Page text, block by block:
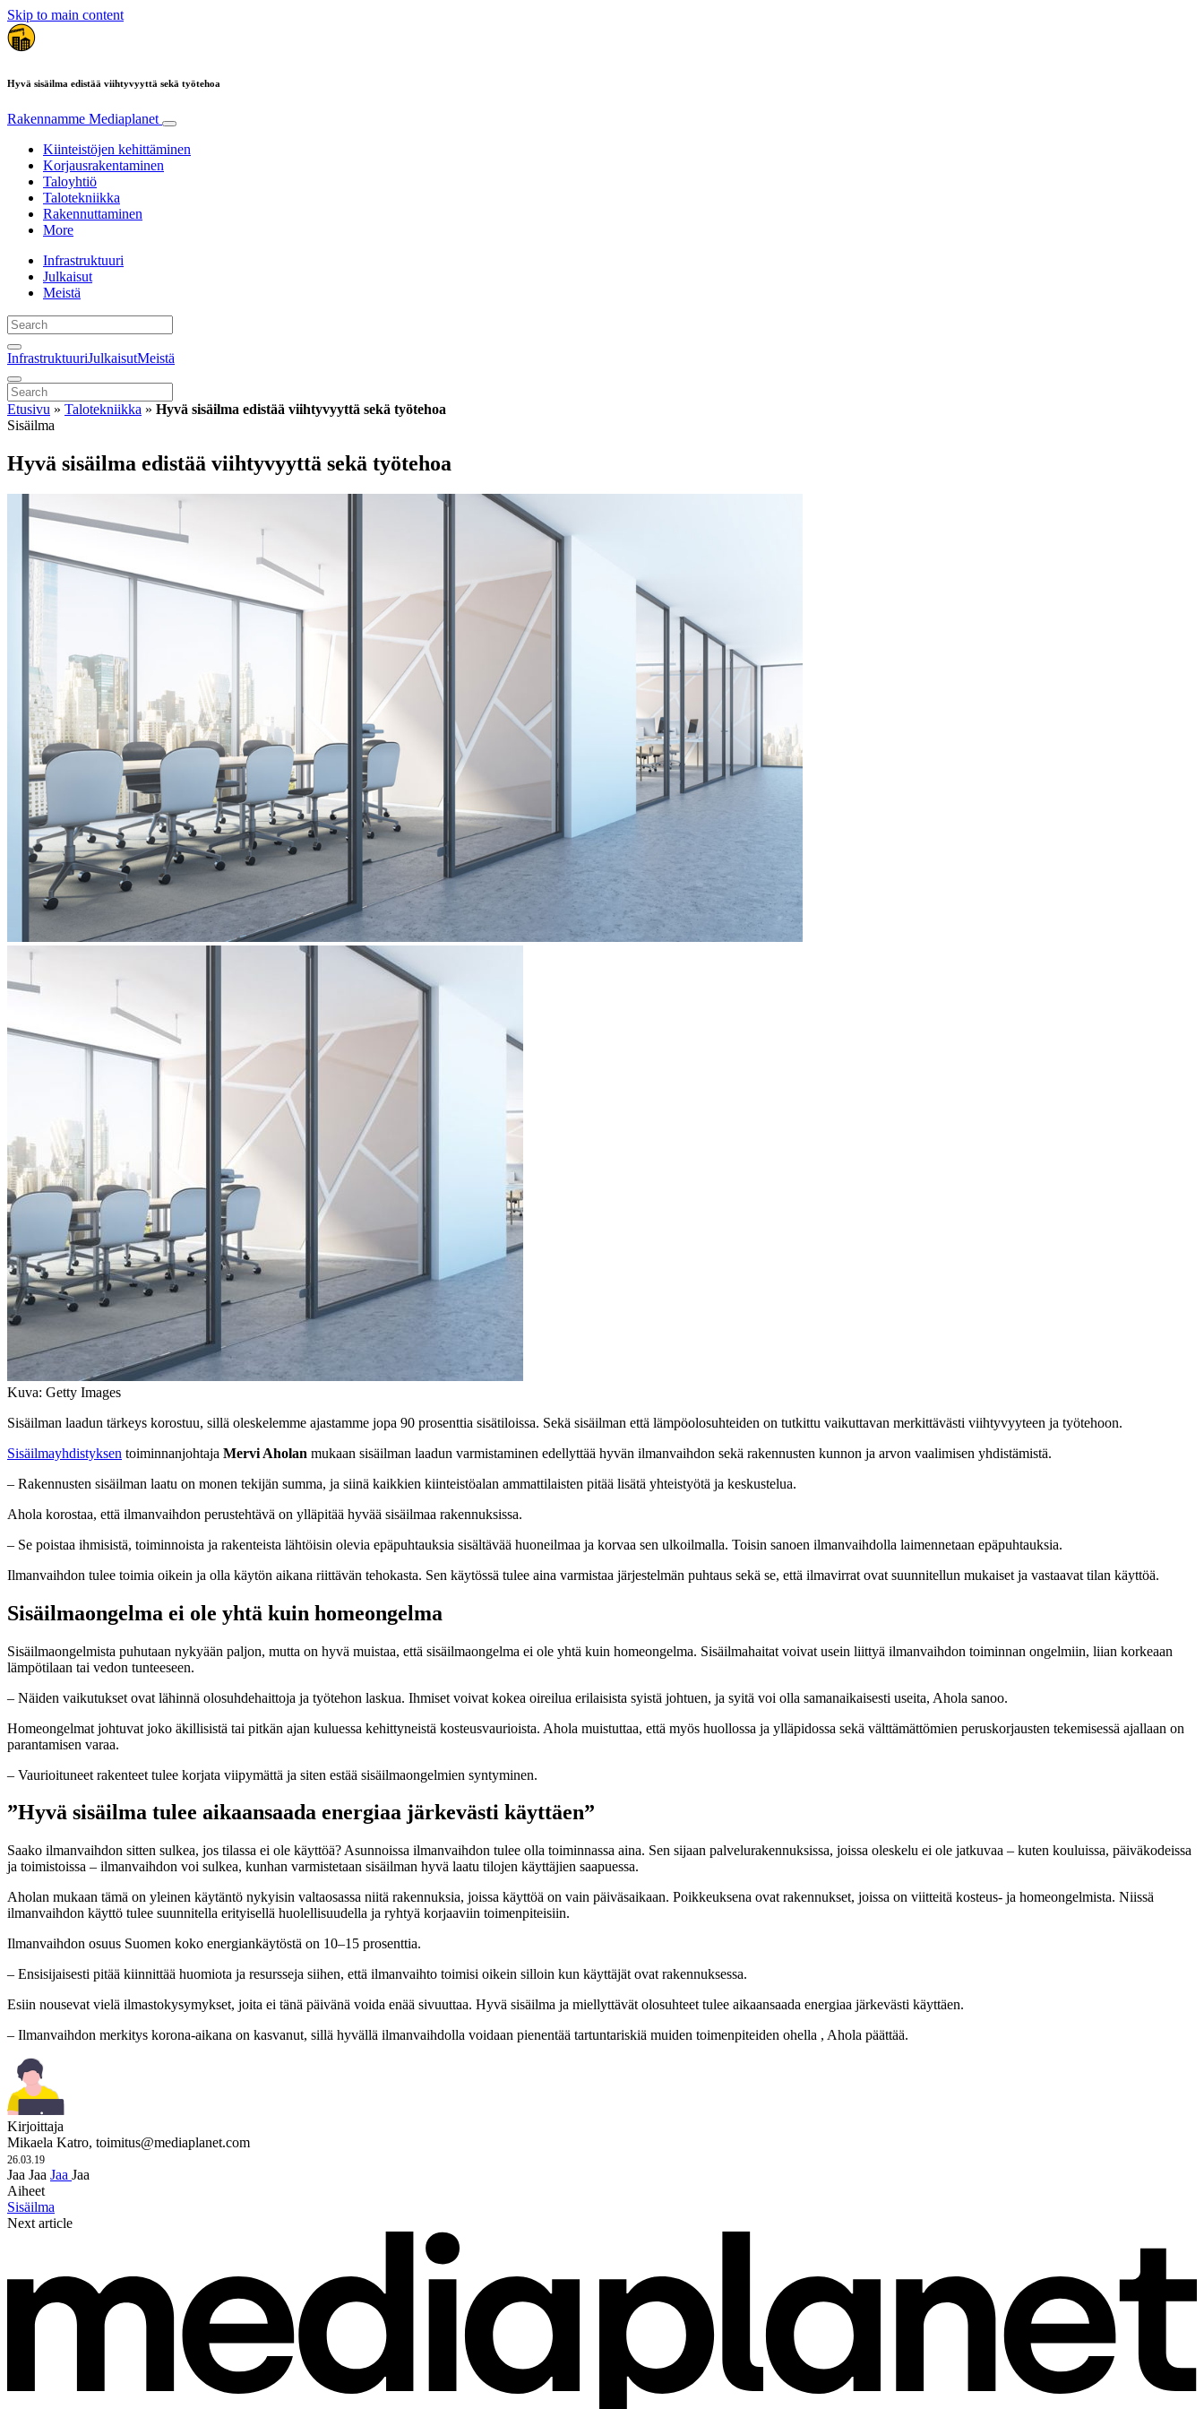
Skip to main content
Hyvä sisäilma edistää viihtyvyyttä sekä työtehoa
Rakennamme Mediaplanet
Kiinteistöjen kehittäminen
Korjausrakentaminen
Taloyhtiö
Talotekniikka
Rakennuttaminen
More
Infrastruktuuri
Julkaisut
Meistä
InfrastruktuuriJulkaisutMeistä
Etusivu » Talotekniikka » Hyvä sisäilma edistää viihtyvyyttä sekä työtehoa
Sisäilma
Hyvä sisäilma edistää viihtyvyyttä sekä työtehoa
Kuva: Getty Images
Sisäilman laadun tärkeys korostuu, sillä oleskelemme ajastamme jopa 90 prosenttia sisätiloissa. Sekä sisäilman että lämpöolosuhteiden on tutkittu vaikuttavan merkittävästi viihtyvyyteen ja työtehoon.
Sisäilmayhdistyksen toiminnanjohtaja Mervi Aholan mukaan sisäilman laadun varmistaminen edellyttää hyvän ilmanvaihdon sekä rakennusten kunnon ja arvon vaalimisen yhdistämistä.
– Rakennusten sisäilman laatu on monen tekijän summa, ja siinä kaikkien kiinteistöalan ammattilaisten pitää lisätä yhteistyötä ja keskustelua.
Ahola korostaa, että ilmanvaihdon perustehtävä on ylläpitää hyvää sisäilmaa rakennuksissa.
– Se poistaa ihmisistä, toiminnoista ja rakenteista lähtöisin olevia epäpuhtauksia sisältävää huoneilmaa ja korvaa sen ulkoilmalla. Toisin sanoen ilmanvaihdolla laimennetaan epäpuhtauksia.
Ilmanvaihdon tulee toimia oikein ja olla käytön aikana riittävän tehokasta. Sen käytössä tulee aina varmistaa järjestelmän puhtaus sekä se, että ilmavirrat ovat suunnitellun mukaiset ja vastaavat tilan käyttöä.
Sisäilmaongelma ei ole yhtä kuin homeongelma
Sisäilmaongelmista puhutaan nykyään paljon, mutta on hyvä muistaa, että sisäilmaongelma ei ole yhtä kuin homeongelma. Sisäilmahaitat voivat usein liittyä ilmanvaihdon toiminnan ongelmiin, liian korkeaan
lämpötilaan tai vedon tunteeseen.
– Näiden vaikutukset ovat lähinnä olosuhdehaittoja ja työtehon laskua. Ihmiset voivat kokea oireilua erilaisista syistä johtuen, ja syitä voi olla samanaikaisesti useita, Ahola sanoo.
Homeongelmat johtuvat joko äkillisistä tai pitkän ajan kuluessa kehittyneistä kosteusvaurioista. Ahola muistuttaa, että myös huollossa ja ylläpidossa sekä välttämättömien peruskorjausten tekemisessä ajallaan on
parantamisen varaa.
– Vaurioituneet rakenteet tulee korjata viipymättä ja siten estää sisäilmaongelmien syntyminen.
”Hyvä sisäilma tulee aikaansaada energiaa järkevästi käyttäen”
Saako ilmanvaihdon sitten sulkea, jos tilassa ei ole käyttöä? Asunnoissa ilmanvaihdon tulee olla toiminnassa aina. Sen sijaan palvelurakennuksissa, joissa oleskelu ei ole jatkuvaa – kuten kouluissa, päiväkodeissa
ja toimistoissa – ilmanvaihdon voi sulkea, kunhan varmistetaan sisäilman hyvä laatu tilojen käyttäjien saapuessa.
Aholan mukaan tämä on yleinen käytäntö nykyisin valtaosassa niitä rakennuksia, joissa käyttöä on vain päiväsaikaan. Poikkeuksena ovat rakennukset, joissa on viitteitä kosteus- ja homeongelmista. Niissä
ilmanvaihdon käyttö tulee suunnitella erityisellä huolellisuudella ja ryhtyä korjaaviin toimenpiteisiin.
Ilmanvaihdon osuus Suomen koko energiankäytöstä on 10–15 prosenttia.
– Ensisijaisesti pitää kiinnittää huomiota ja resursseja siihen, että ilmanvaihto toimisi oikein silloin kun käyttäjät ovat rakennuksessa.
Esiin nousevat vielä ilmastokysymykset, joita ei tänä päivänä voida enää sivuuttaa. Hyvä sisäilma ja miellyttävät olosuhteet tulee aikaansaada energiaa järkevästi käyttäen.
– Ilmanvaihdon merkitys korona-aikana on kasvanut, sillä hyvällä ilmanvaihdolla voidaan pienentää tartuntariskiä muiden toimenpiteiden ohella , Ahola päättää.
Kirjoittaja
Mikaela Katro, toimitus@mediaplanet.com
26.03.19
Jaa Jaa Jaa Jaa
Aiheet
Sisäilma
Next article